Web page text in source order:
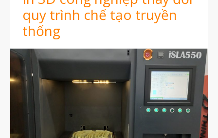
Tháng Bảy 2022
Tháng Tư 2022
Tháng Ba 2022
Tháng Hai 2022
Tháng Một 2022
Tháng Mười Hai 2021
quy trình chế tạo truyền
thống